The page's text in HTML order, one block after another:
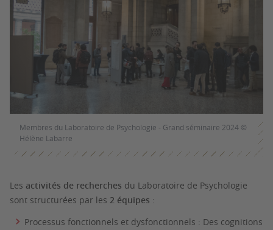
Membres du Laboratoire de Psychologie - Grand séminaire 2024 ©
Hélène Labarre
Les activités de recherches du Laboratoire de Psychologie
sont structurées par les 2 équipes :
Processus fonctionnels et dysfonctionnels : Des cognitions